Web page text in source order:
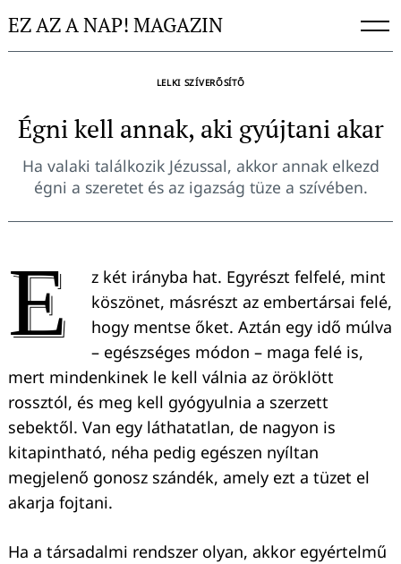
toEZ AZ A NAP! MAGAZIN
LELKI SZÍVERŐSÍTŐ
Égni kell annak, aki gyújtani akar
Ha valaki találkozik Jézussal, akkor annak elkezd
égni a szeretet és az igazság tüze a szívében.
E
z két irányba hat. Egyrészt felfelé, mint
köszönet, másrészt az embertársai felé,
hogy mentse őket. Aztán egy idő múlva
– egészséges módon – maga felé is,
mert mindenkinek le kell válnia az öröklött
rossztól, és meg kell gyógyulnia a szerzett
sebektől. Van egy láthatatlan, de nagyon is
kitapintható, néha pedig egészen nyíltan
megjelenő gonosz szándék, amely ezt a tüzet el
akarja fojtani.
Ha a társadalmi rendszer olyan, akkor egyértelmű